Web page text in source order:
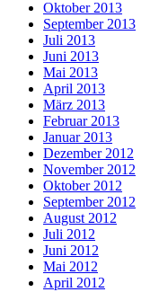
Oktober 2013
September 2013
Juli 2013
Juni 2013
Mai 2013
April 2013
März 2013
Februar 2013
Januar 2013
Dezember 2012
November 2012
Oktober 2012
September 2012
August 2012
Juli 2012
Juni 2012
Mai 2012
April 2012